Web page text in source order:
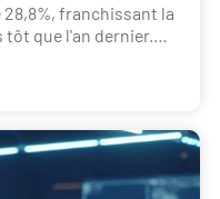
franchissant la
que l'an dernier.
de 65 % sur